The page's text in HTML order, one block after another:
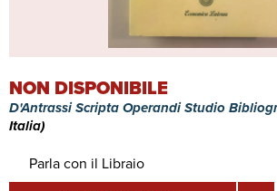
NON DISPONIBILE
D'Antrassi Scripta Operandi Studio
Italia)
Parla con il Libraio